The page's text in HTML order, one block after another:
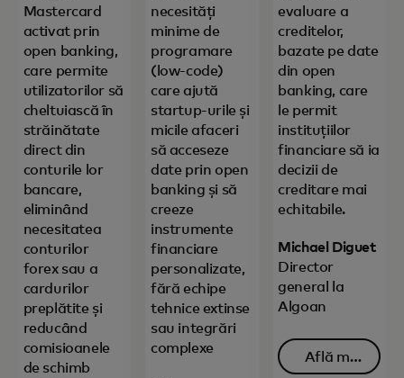
Mastercard
activat prin
open banking,
care permite
utilizatorilor să
cheltuiască în
străinătate
direct din
conturile lor
bancare,
eliminând
necesitatea
conturilor
forex sau a
cardurilor
preplătite și
reducând
comisioanele
de schimb
necesități
minime de
programare
(low-code)
care ajută
startup-urile și
micile afaceri
să acceseze
date prin open
banking și să
creeze
instrumente
financiare
personalizate,
fără echipe
tehnice extinse
sau integrări
complexe
evaluare a
creditelor,
bazate pe date
din open
banking, care
le permit
instituțiilor
financiare să ia
decizii de
creditare mai
echitabile.
Michael Diguet
Director
general la
Algoan
Află mai